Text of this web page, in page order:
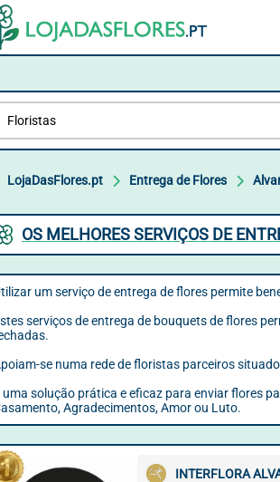
LojaDasFlores.pt Entrega de Flores
OS MELHORES SERVIÇOS DE
um serviço de entrega de flores permite
serviços de entrega de bouquets de flores
se numa rede de floristas parceiros
uma solução prática e eficaz para enviar flores
Agradecimentos, Amor ou Luto.
INTERFLORA